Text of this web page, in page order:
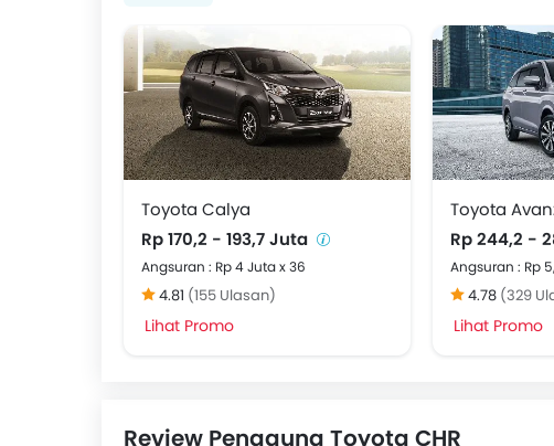
Toyota Calya
Rp 170,2 - 193,7 Juta
Angsuran : Rp 4 Juta x 36
4.81 (155 Ulasan)
Lihat Promo
Toyota
Rp 244,2 -
Angsuran : Rp
4.78 (329
Lihat Promo
Review Pengguna Toyota CHR